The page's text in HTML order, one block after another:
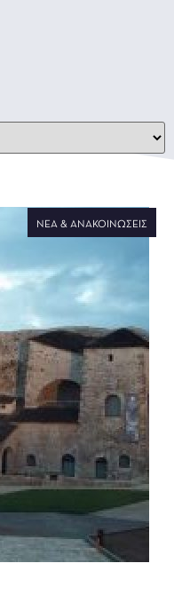
ΝΈΑ & ΑΝΑΚΟΙΝΏΣΕΙΣ